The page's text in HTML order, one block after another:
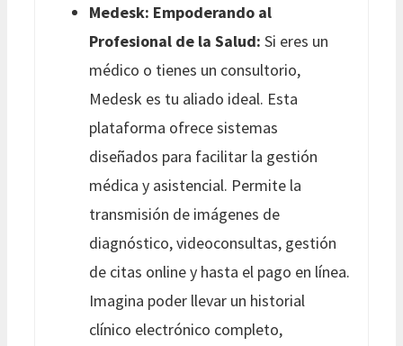
Medesk: Empoderando al
Profesional de la Salud: Si eres un
médico o tienes un consultorio,
Medesk es tu aliado ideal. Esta
plataforma ofrece sistemas
diseñados para facilitar la gestión
médica y asistencial. Permite la
transmisión de imágenes de
diagnóstico, videoconsultas, gestión
de citas online y hasta el pago en línea.
Imagina poder llevar un historial
clínico electrónico completo,